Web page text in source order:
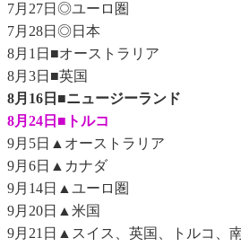
7月27日◎ユーロ圏
7月28日◎日本
8月1日■オーストラリア
8月3日■英国
8月16日■ニュージーランド
8月24日■トルコ
9月5日▲オーストラリア
9月6日▲カナダ
9月14日▲ユーロ圏
9月20日▲米国
9月21日▲スイス、英国、トルコ、